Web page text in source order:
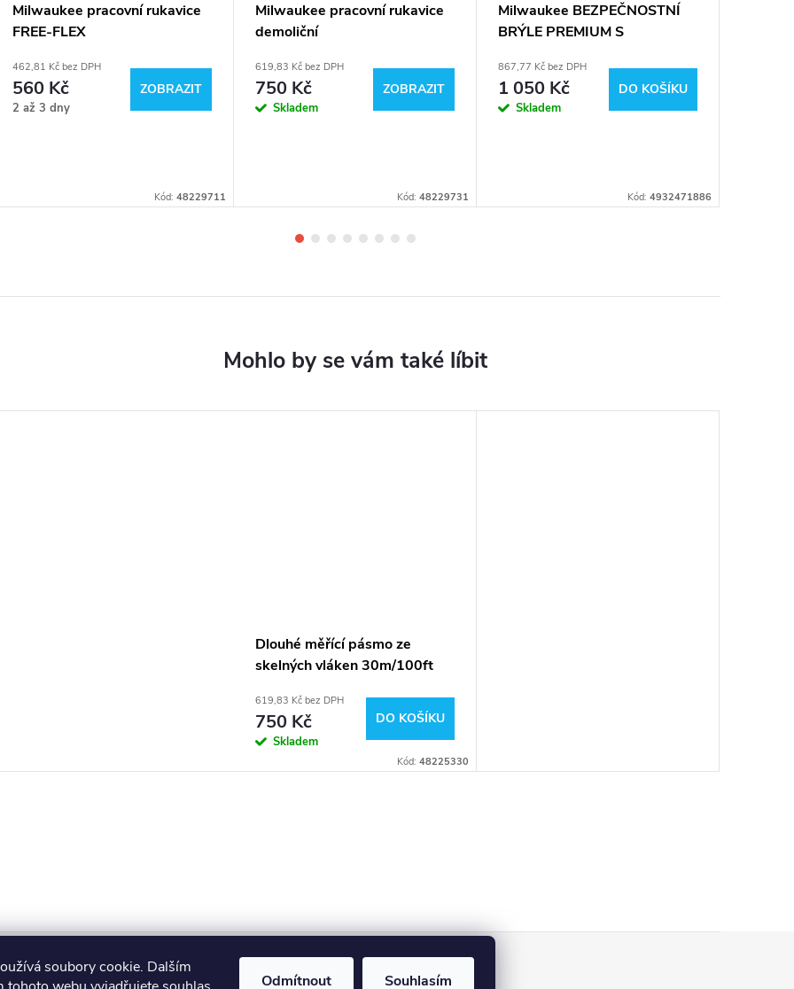
soubory cookie. Dalším
Odmítnout Souhlasím
Milwaukee pracovní rukavice
FREE-FLEX
462,81 Kč bez DPH
560 Kč
2 až 3 dny
ZOBRAZIT
Kód: 48229711
Milwaukee pracovní rukavice
demoliční
619,83 Kč bez DPH
750 Kč
Skladem
ZOBRAZIT
Kód: 48229731
Milwaukee BEZPEČNOSTNÍ
BRÝLE PREMIUM S
polarizací)
867,77 Kč bez DPH
1 050 Kč
Skladem
DO KOŠÍKU
Kód: 4932471886
Dlouhé měřící pásmo ze
skelných vláken 30m/100ft
619,83 Kč bez DPH
750 Kč
Skladem
DO KOŠÍKU
Kód: 48225330
Makita Milwaukee